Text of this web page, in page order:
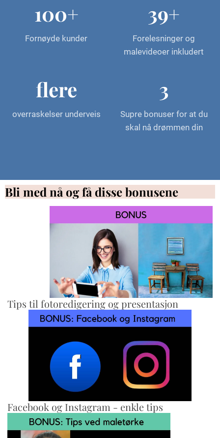
100+
Fornøyde kunder
39+
Forelesninger og
malevideoer inkludert
flere
overraskelser underveis
3
Supre bonuser for at du
skal nå drømmen din
Bli med nå og få disse bonusene
Tips til fotoredigering og presentasjon
Facebook og Instagram - enkle tips